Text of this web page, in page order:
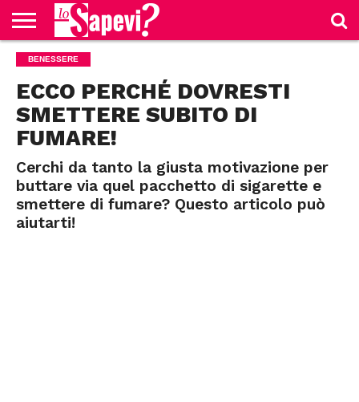
CURIOSITÀ
BENESSERE
GOSSIP
PRODOTTI
NEWS
CASA E
BENESSERE
ECCO PERCHÉ DOVRESTI
SMETTERE SUBITO DI
FUMARE!
Cerchi da tanto la giusta motivazione per
buttare via quel pacchetto di sigarette e
smettere di fumare? Questo articolo può
aiutarti!